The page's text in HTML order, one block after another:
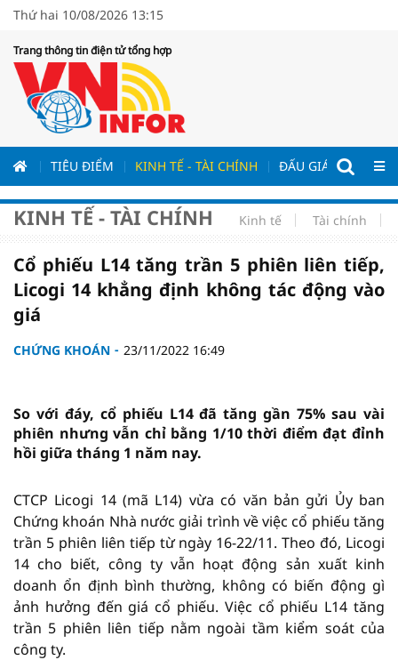
Thứ hai 10/08/2026 13:15
Trang thông tin điện tử tổng hợp
TIÊU ĐIỂM KINH TẾ - TÀI CHÍNH ĐẤU GIÁ - ĐẤU
KINH TẾ - TÀI CHÍNH Kinh tế Tài chính
Cổ phiếu L14 tăng trần 5 phiên liên tiếp,
Licogi 14 khẳng định không tác động vào
giá
CHỨNG KHOÁN 23/11/2022 16:49
So với đáy, cổ phiếu L14 đã tăng gần 75% sau vài
phiên nhưng vẫn chỉ bằng 1/10 thời điểm đạt đỉnh
hồi giữa tháng 1 năm nay.
CTCP Licogi 14 (mã L14) vừa có văn bản gửi Ủy ban
Chứng khoán Nhà nước giải trình về việc cổ phiếu tăng
trần 5 phiên liên tiếp từ ngày 16-22/11. Theo đó, Licogi
14 cho biết, công ty vẫn hoạt động sản xuất kinh
doanh ổn định bình thường, không có biến động gì
ảnh hưởng đến giá cổ phiếu. Việc cổ phiếu L14 tăng
trần 5 phiên liên tiếp nằm ngoài tầm kiểm soát của
công ty.